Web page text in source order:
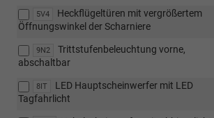
5V4
Heckflügeltüren mit vergrößertem
Öffnungswinkel der Scharniere
9N2
Trittstufenbeleuchtung vorne,
abschaltbar
8IT
LED Hauptscheinwerfer mit LED
Tagfahrlicht